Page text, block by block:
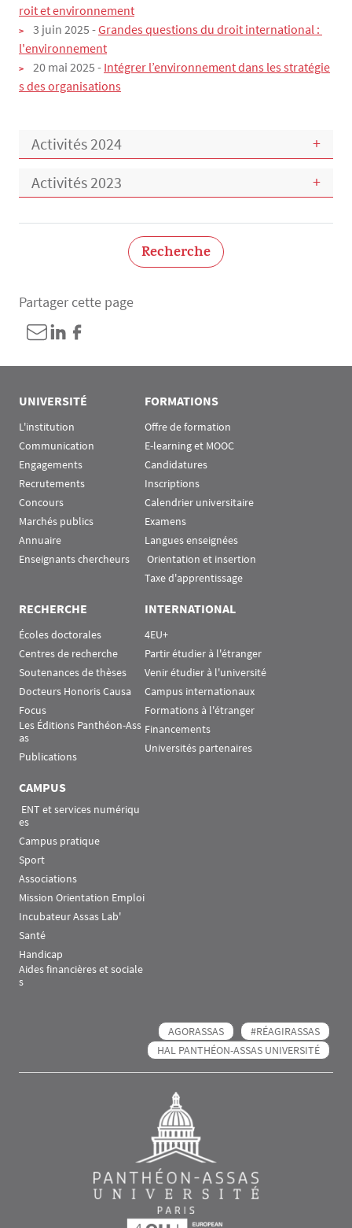
roit et environnement
3 juin 2025 -Grandes questions du droit international :
l'environnement
20 mai 2025 - Intégrer l’environnement dans les stratégie
s des organisations
Activités 2024
Activités 2023
Recherche
Partager cette page
UNIVERSITÉ
L'institution
Communication
Engagements
Recrutements
Concours
Marchés publics
Annuaire
Enseignants chercheurs
FORMATIONS
Offre de formation
E-learning et MOOC
Candidatures
Inscriptions
Calendrier universitaire
Examens
Langues enseignées
Orientation et insertion
Taxe d'apprentissage
RECHERCHE
Écoles doctorales
Centres de recherche
Soutenances de thèses
Docteurs Honoris Causa
Focus
Les Éditions Panthéon-Ass
as
Publications
INTERNATIONAL
4EU+
Partir étudier à l'étranger
Venir étudier à l'université
Campus internationaux
Formations à l'étranger
Financements
Universités partenaires
CAMPUS
es
Campus pratique
Sport
Associations
Mission Orientation Emploi
Incubateur Assas Lab'
Santé
Handicap
Aides financières et sociale
s
AGORASSAS
#RÉAGIRASSAS
HAL PANTHÉON-ASSAS UNIVERSITÉ